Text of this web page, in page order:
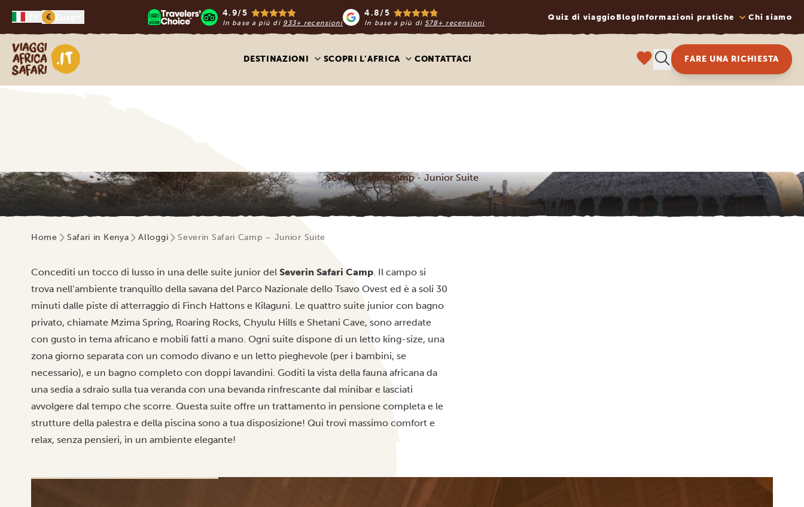
€ 4.9/5
In base a più di 933+ recensioni
4.8/5
In base a più di 578+ recensioni
Quiz di viaggio BlogInformazioni pratiche Chi siamo
Viaggi Africa Safari
DESTINAZIONI SCOPRI L’AFRICA CONTATTACI FARE UNA RICHIESTA
Severin Safari Camp - Junior Suite
Home Safari in Kenya Alloggi Severin Safari Camp – Junior Suite
Concediti un tocco di lusso in una delle suite junior del Severin Safari Camp. Il campo si
trova nell’ambiente tranquillo della savana del Parco Nazionale dello Tsavo Ovest ed è a soli 30
minuti dalle piste di atterraggio di Finch Hattons e Kilaguni. Le quattro suite junior con bagno
privato, chiamate Mzima Spring, Roaring Rocks, Chyulu Hills e Shetani Cave, sono arredate
con gusto in tema africano e mobili fatti a mano. Ogni suite dispone di un letto king-size, una
zona giorno separata con un comodo divano e un letto pieghevole (per i bambini, se
necessario), e un bagno completo con doppi lavandini. Goditi la vista della fauna africana da
una sedia a sdraio sulla tua veranda con una bevanda rinfrescante dal minibar e lasciati
avvolgere dal tempo che scorre. Questa suite offre un trattamento in pensione completa e le
strutture della palestra e della piscina sono a tua disposizione! Qui trovi massimo comfort e
relax, senza pensieri, in un ambiente elegante!